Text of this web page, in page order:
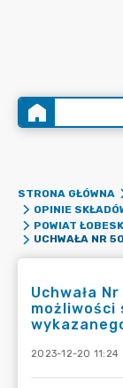
STRONA GŁÓWNA
OPINIE
POWIAT
Uchwała
2023-12-20 11:24